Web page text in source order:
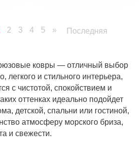
2 3 4 5 » Последняя
ковры — отличный выбор
легкого и стильного интерьера,
с чистотой, спокойствием и
оттенках идеально подойдет
детской, спальни или гостиной,
атмосферу морского бриза,
и свежести.